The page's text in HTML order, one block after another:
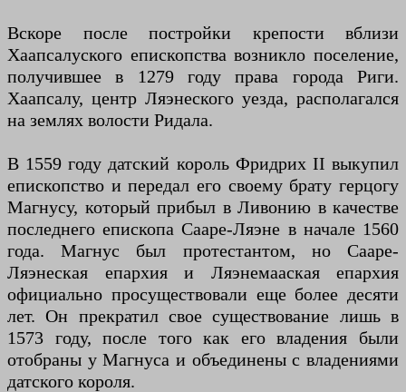
Вскоре после постройки крепости вблизи
Хаапсалуского епископства возникло поселение,
получившее в 1279 году права города Риги.
Хаапсалу, центр Ляэнеского уезда, располагался
на землях волости Ридала.
В 1559 году датский король Фридрих II выкупил
епископство и передал его своему брату герцогу
Магнусу, который прибыл в Ливонию в качестве
последнего епископа Сааре-Ляэне в начале 1560
года. Магнус был протестантом, но Сааре-
Ляэнеская епархия и Ляэнемааская епархия
официально просуществовали еще более десяти
лет. Он прекратил свое существование лишь в
1573 году, после того как его владения были
отобраны у Магнуса и объединены с владениями
датского короля.